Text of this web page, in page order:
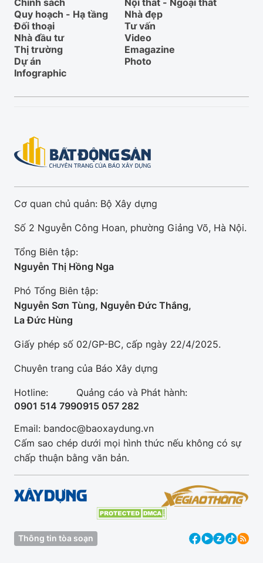
Quy hoạch - Hạ tầng
Nhà đẹp
Đối thoại
Tư vấn
Nhà đầu tư
Video
Thị trường
Emagazine
Dự án
Photo
Infographic
Cơ quan chủ quản: Bộ Xây dựng
Số 2 Nguyễn Công Hoan, phường Giảng Võ, Hà Nội.
Tổng Biên tập:
Nguyễn Thị Hồng Nga
Phó Tổng Biên tập:
Nguyễn Sơn Tùng, Nguyễn Đức Thắng,
La Đức Hùng
Giấy phép số 02/GP-BC, cấp ngày 22/4/2025.
Chuyên trang của Báo Xây dựng
Hotline:
0901 514 799
Quảng cáo và Phát hành:
0915 057 282
Email: bandoc@baoxaydung.vn
Cấm sao chép dưới mọi hình thức nếu không có sự
chấp thuận bằng văn bản.
Thông tin tòa soạn